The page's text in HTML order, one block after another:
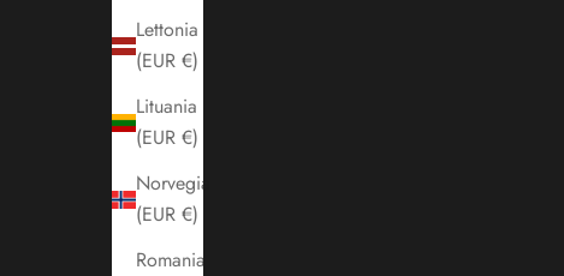
Lettonia
(EUR €)
Lituania
(EUR €)
Norvegia
(EUR €)
Romania